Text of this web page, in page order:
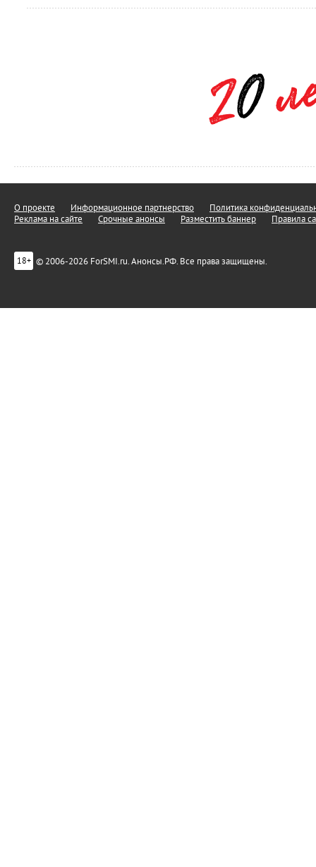
О проекте Информационное партнерство
Политика
Реклама на сайте
Срочные анонсы Разместить баннер Правила
18+ © 2006-2026 ForSMI.ru. Анонсы.РФ. Все права защищены.